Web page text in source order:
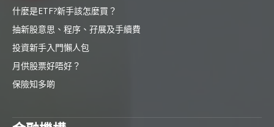
什麼是ETF?新手該怎麼買？
抽新股意思、程序、孖展及手續費
投資新手入門懶人包
月供股票好唔好？
保險知多啲